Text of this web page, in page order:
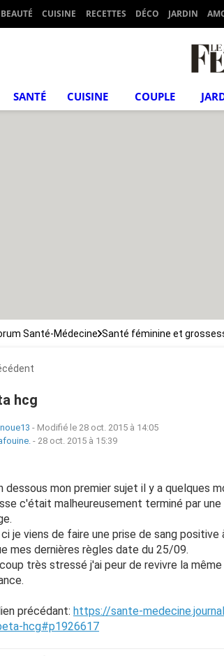
BEAUTÉ CUISINE RECETTES DÉCO JARDIN
SANTÉ CUISINE COUPLE
Santé-Médecine Santé féminine et
hcg
- Modifié le 28 oct. 2015 à 14:05
- 28 oct. 2015 à 15:39
dessous mon premier sujet il y a quelques
c'était malheureusement terminé par
je viens de faire une prise de sang positive
mes dernières règles date du 25/09.
très stressé j'ai peur de revivre la
précédant: https://sante-
hcg#p1926617